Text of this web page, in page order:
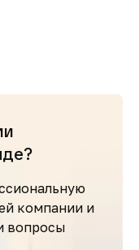
компании и
вопросы